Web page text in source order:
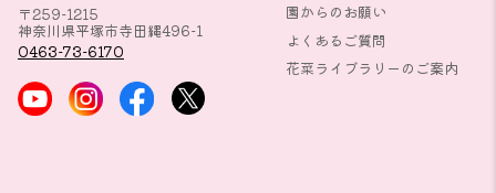
〒259-1215
神奈川県平塚市寺田縄496-1
0463-73-6170
園からのお願い
よくあるご質問
花菜ライブラリーのご案内